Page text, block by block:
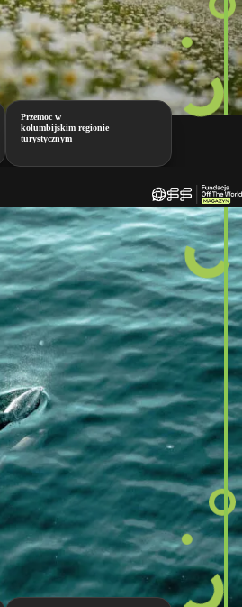
Przemoc w
kolumbijskim regionie
turystycznym